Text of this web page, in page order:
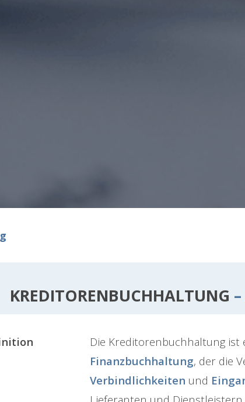
KREDITORENBUCHHALTUNG
Die Kreditorenbuchhaltung ist
Finanzbuchhaltung, der die
Verbindlichkeiten und